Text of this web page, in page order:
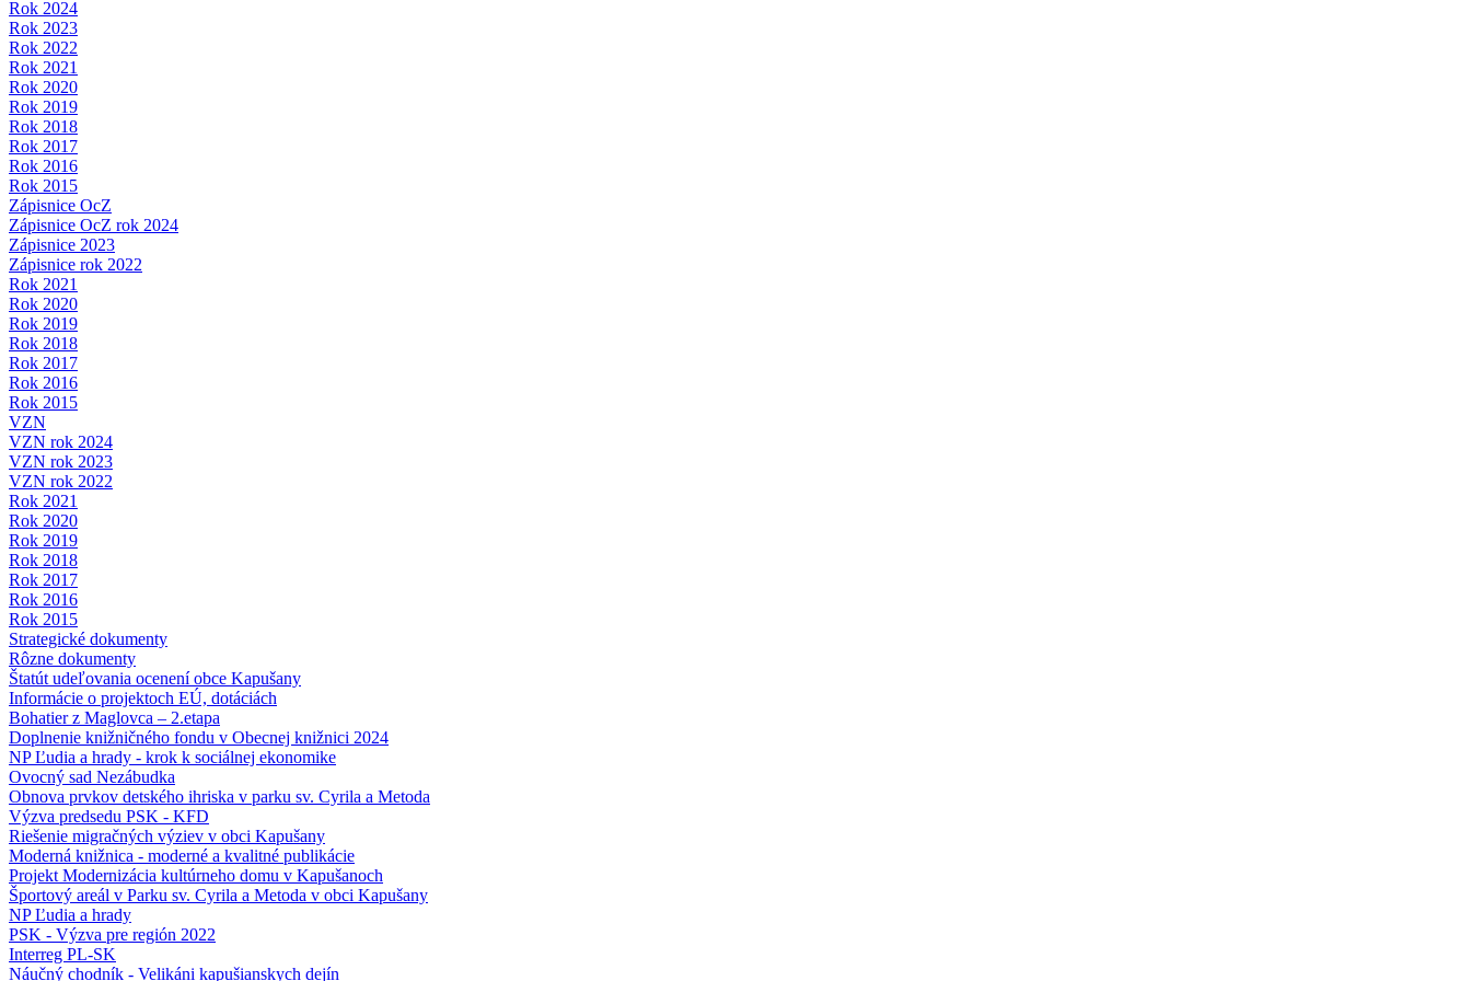
Rok 2024
Rok 2023
Rok 2022
Rok 2021
Rok 2020
Rok 2019
Rok 2018
Rok 2017
Rok 2016
Rok 2015
Zápisnice OcZ
Zápisnice OcZ rok 2024
Zápisnice 2023
Zápisnice rok 2022
Rok 2021
Rok 2020
Rok 2019
Rok 2018
Rok 2017
Rok 2016
Rok 2015
VZN
VZN rok 2024
VZN rok 2023
VZN rok 2022
Rok 2021
Rok 2020
Rok 2019
Rok 2018
Rok 2017
Rok 2016
Rok 2015
Strategické dokumenty
Rôzne dokumenty
Štatút udeľovania ocenení obce Kapušany
Informácie o projektoch EÚ, dotáciách
Bohatier z Maglovca – 2.etapa
Doplnenie knižničného fondu v Obecnej knižnici 2024
NP Ľudia a hrady - krok k sociálnej ekonomike
Ovocný sad Nezábudka
Obnova prvkov detského ihriska v parku sv. Cyrila a Metoda
Výzva predsedu PSK - KFD
Riešenie migračných výziev v obci Kapušany
Moderná knižnica - moderné a kvalitné publikácie
Projekt Modernizácia kultúrneho domu v Kapušanoch
Športový areál v Parku sv. Cyrila a Metoda v obci Kapušany
NP Ľudia a hrady
PSK - Výzva pre región 2022
Interreg PL-SK
Náučný chodník - Velikáni kapušianskych dejín